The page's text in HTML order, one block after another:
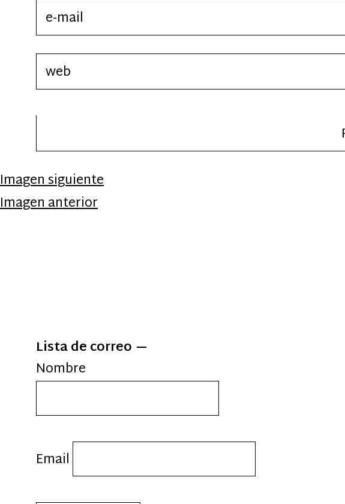
Imagen siguiente
Imagen anterior
Lista de correo
Nombre
Email